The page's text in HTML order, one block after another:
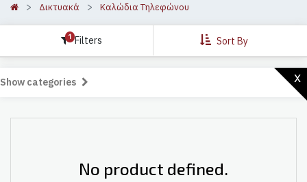
Δικτυακά Καλώδια Τηλεφώνου
1 Filters Sort By
x
Show categories
No product defined.